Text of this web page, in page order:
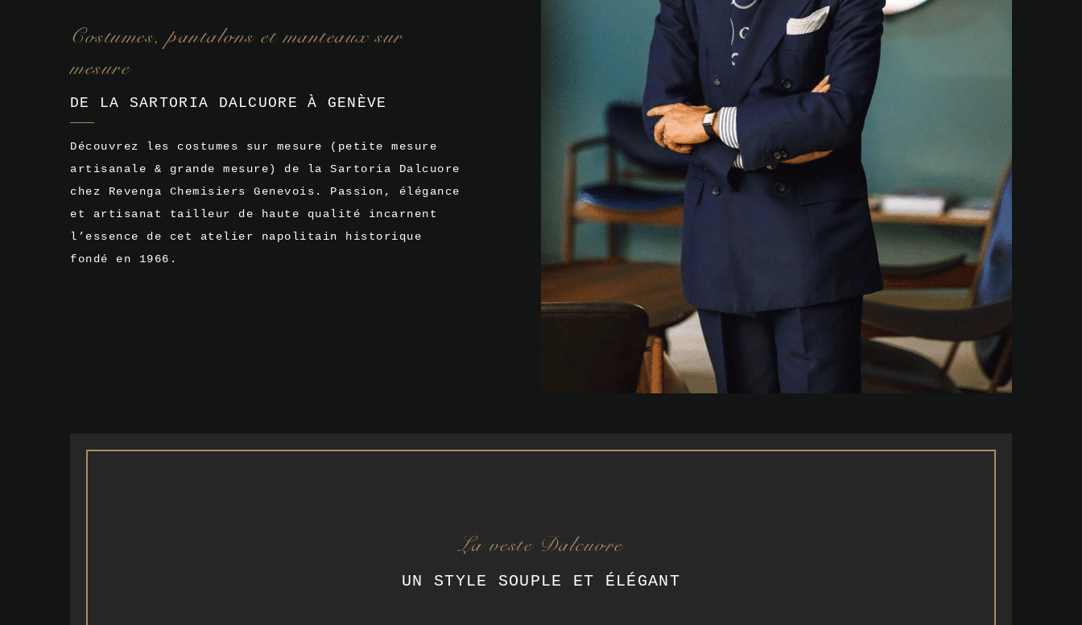
Costumes, pantalons et manteaux sur
mesure
DE LA SARTORIA DALCUORE À GENÈVE
Découvrez les costumes sur mesure (petite mesure
artisanale & grande mesure) de la Sartoria Dalcuore
chez Revenga Chemisiers Genevois. Passion, élégance
et artisanat tailleur de haute qualité incarnent
l’essence de cet atelier napolitain historique
fondé en 1966.
La veste Dalcuore
UN STYLE SOUPLE ET ÉLÉGANT